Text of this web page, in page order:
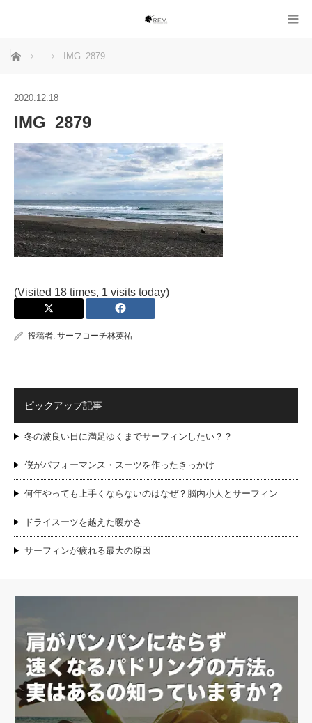
ホーム IMG_2879
2020.12.18
IMG_2879
(Visited 18 times, 1 visits today)
投稿者: サーフコーチ林英祐
ピックアップ記事
冬の波良い日に満足ゆくまでサーフィンしたい？？
僕がパフォーマンス・スーツを作ったきっかけ
何年やっても上手くならないのはなぜ？脳内小人とサーフィン
ドライスーツを越えた暖かさ
サーフィンが疲れる最大の原因